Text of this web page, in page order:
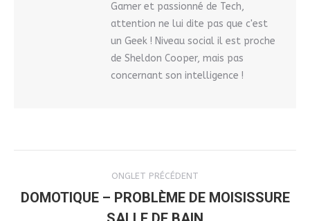
Gamer et passionné de Tech,
attention ne lui dite pas que c'est
un Geek ! Niveau social il est proche
de Sheldon Cooper, mais pas
concernant son intelligence !
NAVIGATION
DE
ONGLET PRÉCÉDENT
DOMOTIQUE – PROBLÈME DE MOISISSURE